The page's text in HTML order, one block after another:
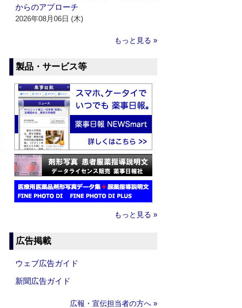
からのアプローチ
2026年08月06日 (木)
もっと見る »
製品・サービス等
もっと見る »
広告掲載
ウェブ広告ガイド
新聞広告ガイド
広報・宣伝担当者の方へ »